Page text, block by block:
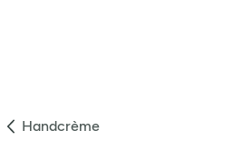
Handcrème